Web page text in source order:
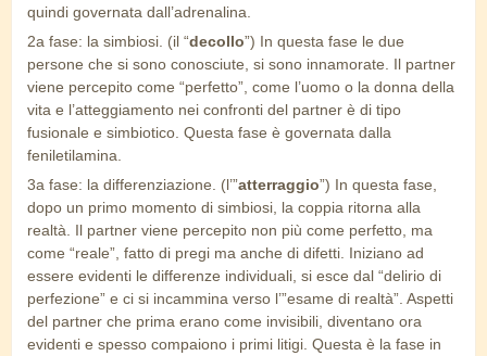
quindi governata dall’adrenalina.
2a fase: la simbiosi. (il “decollo”) In questa fase le due
persone che si sono conosciute, si sono innamorate. Il partner
viene percepito come “perfetto”, come l’uomo o la donna della
vita e l’atteggiamento nei confronti del partner è di tipo
fusionale e simbiotico. Questa fase è governata dalla
feniletilamina.
3a fase: la differenziazione. (l’”atterraggio”) In questa fase,
dopo un primo momento di simbiosi, la coppia ritorna alla
realtà. Il partner viene percepito non più come perfetto, ma
come “reale”, fatto di pregi ma anche di difetti. Iniziano ad
essere evidenti le differenze individuali, si esce dal “delirio di
perfezione” e ci si incammina verso l’”esame di realtà”. Aspetti
del partner che prima erano come invisibili, diventano ora
evidenti e spesso compaiono i primi litigi. Questa è la fase in